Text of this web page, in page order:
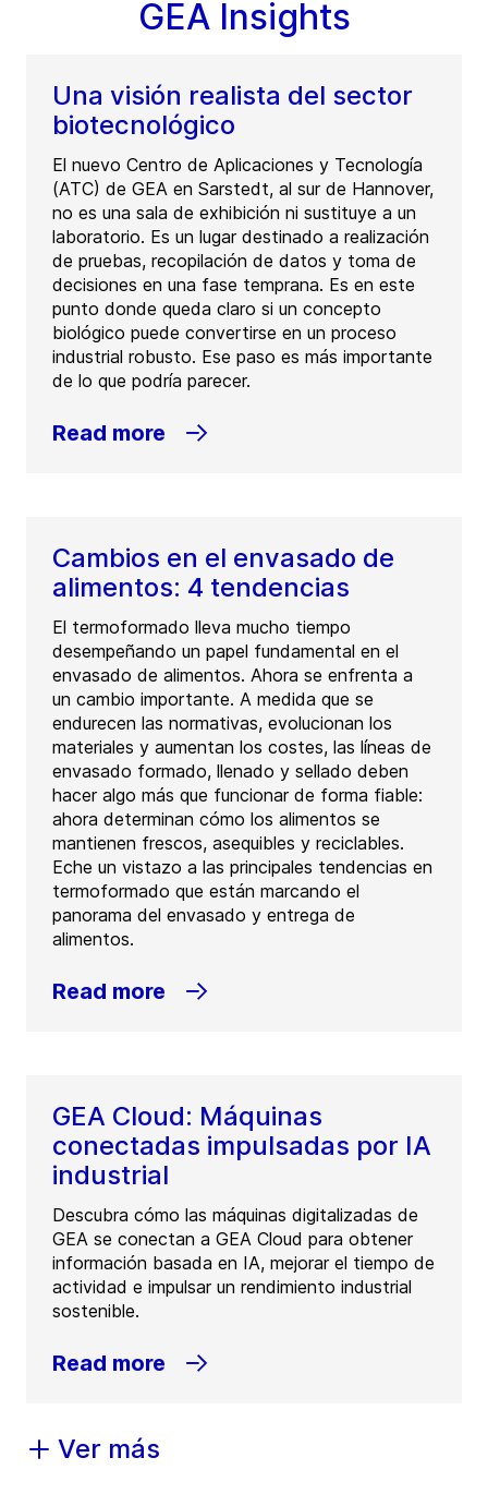
GEA Insights
Una visión realista del sector
biotecnológico
El nuevo Centro de Aplicaciones y Tecnología
(ATC) de GEA en Sarstedt, al sur de Hannover,
no es una sala de exhibición ni sustituye a un
laboratorio. Es un lugar destinado a realización
de pruebas, recopilación de datos y toma de
decisiones en una fase temprana. Es en este
punto donde queda claro si un concepto
biológico puede convertirse en un proceso
industrial robusto. Ese paso es más importante
de lo que podría parecer.
Read more
Cambios en el envasado de
alimentos: 4 tendencias
El termoformado lleva mucho tiempo
desempeñando un papel fundamental en el
envasado de alimentos. Ahora se enfrenta a
un cambio importante. A medida que se
endurecen las normativas, evolucionan los
materiales y aumentan los costes, las líneas de
envasado formado, llenado y sellado deben
hacer algo más que funcionar de forma fiable:
ahora determinan cómo los alimentos se
mantienen frescos, asequibles y reciclables.
Eche un vistazo a las principales tendencias en
termoformado que están marcando el
panorama del envasado y entrega de
alimentos.
Read more
GEA Cloud: Máquinas
conectadas impulsadas por IA
industrial
Descubra cómo las máquinas digitalizadas de
GEA se conectan a GEA Cloud para obtener
información basada en IA, mejorar el tiempo de
actividad e impulsar un rendimiento industrial
sostenible.
Read more
Ver más